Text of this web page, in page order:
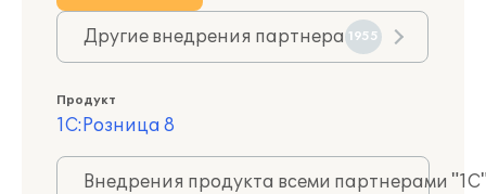
Другие внедрения партнера 1955
Продукт
1С:Розница 8
Внедрения продукта всеми партнерами